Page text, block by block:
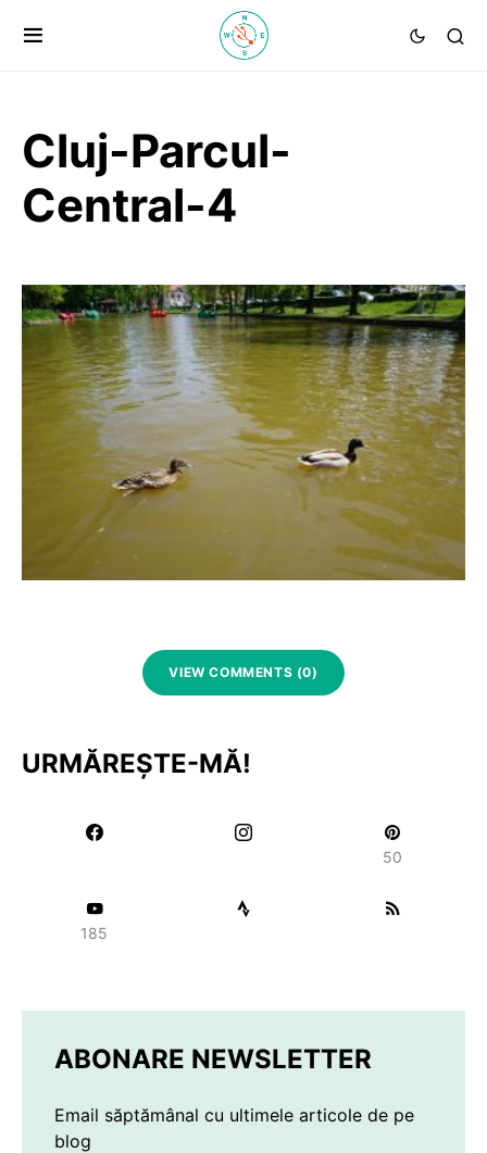
Cluj-Parcul-
Central-4
VIEW COMMENTS (0)
URMĂREȘTE-MĂ!
50
185
ABONARE NEWSLETTER
Email săptămânal cu ultimele articole de pe
blog